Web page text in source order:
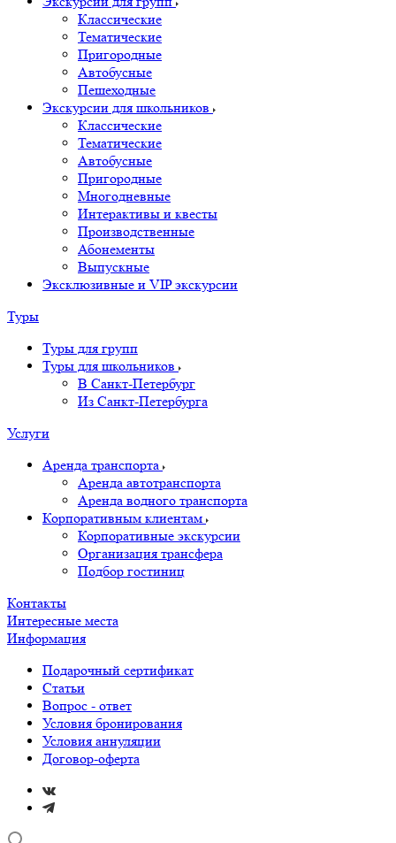
Классические
Тематические
Пригородные
Автобусные
Пешеходные
Экскурсии для школьников
Классические
Тематические
Автобусные
Пригородные
Многодневные
Интерактивы и квесты
Производственные
Абонементы
Выпускные
Эксклюзивные и VIP экскурсии
Туры
Туры для групп
Туры для школьников
В Санкт-Петербург
Из Санкт-Петербурга
Услуги
Аренда транспорта
Аренда автотранспорта
Аренда водного транспорта
Корпоративным клиентам
Корпоративные экскурсии
Организация трансфера
Подбор гостиниц
Контакты
Интересные места
Информация
Подарочный сертификат
Статьи
Вопрос - ответ
Условия бронирования
Условия аннуляции
Договор-оферта